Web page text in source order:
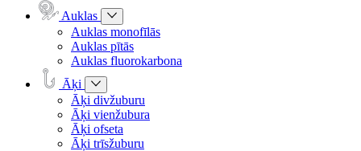
Auklas
Auklas monofīlās
Auklas pītās
Auklas fluorokarbona
Āķi
Āķi divžuburu
Āķi vienžubura
Āķi ofseta
Āķi trīsžuburu